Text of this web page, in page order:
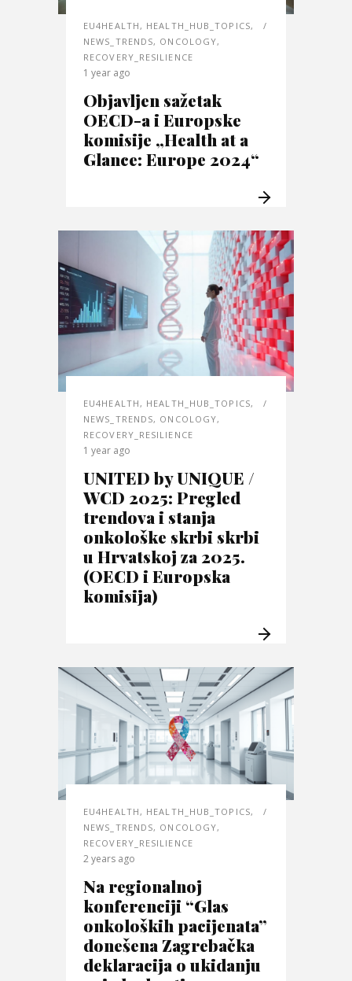
EU4HEALTH , HEALTH_HUB_TOPICS,
NEWS_TRENDS, ONCOLOGY,
RECOVERY_RESILIENCE
1 year ago
Objavljen sažetak
OECD-a i Europske
komisije „Health at a
Glance: Europe 2024“
EU4HEALTH , HEALTH_HUB_TOPICS,
NEWS_TRENDS, ONCOLOGY,
RECOVERY_RESILIENCE
1 year ago
UNITED by UNIQUE /
WCD 2025: Pregled
trendova i stanja
onkološke skrbi skrbi
u Hrvatskoj za 2025.
(OECD i Europska
komisija)
EU4HEALTH, HEALTH_HUB_TOPICS,
NEWS_TRENDS, ONCOLOGY,
RECOVERY_RESILIENCE
2 years ago
Na regionalnoj
konferenciji “Glas
onkoloških pacijenata”
donešena Zagrebačka
deklaracija o ukidanju